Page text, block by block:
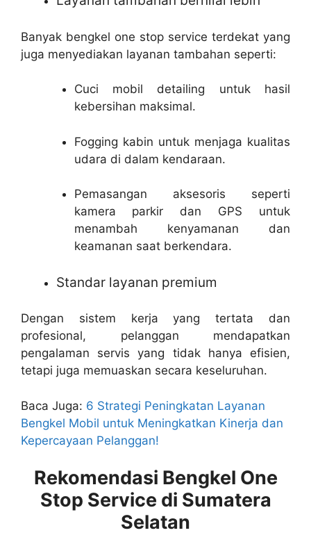
Banyak bengkel one stop service terdekat yang
juga menyediakan layanan tambahan seperti:
Cuci mobil detailing untuk hasil
kebersihan maksimal.
Fogging kabin untuk menjaga kualitas
udara di dalam kendaraan.
Pemasangan aksesoris seperti
kamera parkir dan GPS untuk
menambah kenyamanan dan
keamanan saat berkendara.
Standar layanan premium
Dengan sistem kerja yang tertata dan
profesional, pelanggan mendapatkan
pengalaman servis yang tidak hanya efisien,
tetapi juga memuaskan secara keseluruhan.
Baca Juga: 6 Strategi Peningkatan Layanan
Bengkel Mobil untuk Meningkatkan Kinerja dan
Kepercayaan Pelanggan!
Rekomendasi Bengkel One
Stop Service di Sumatera
Selatan